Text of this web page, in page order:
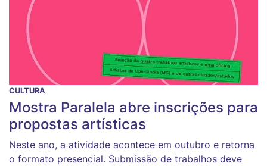
CULTURA
Mostra Paralela abre inscrições para
propostas artísticas
Neste ano, a atividade acontece em outubro e retorna
o formato presencial. Submissão de trabalhos deve